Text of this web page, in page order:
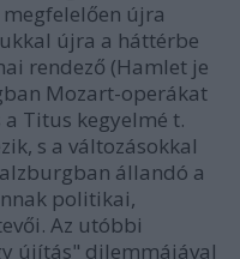
újra
újra a háttérbe
rendező (Hamlet je
Mozart-operákat
a Titus kegyelmé t.
s a változásokkal
állandó a
politikai,
Az utóbbi
újítás" dilemmájával